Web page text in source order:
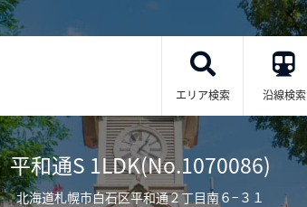
エリア検索 沿線検索
平和通S 1LDK(No.1070086)
北海道札幌市白石区平和通２丁目南６−３１